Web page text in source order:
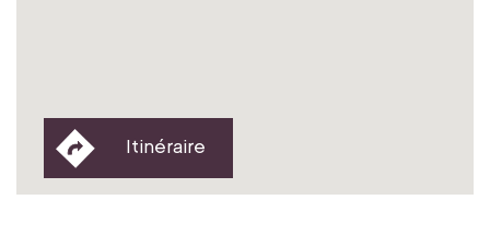
Itinéraire